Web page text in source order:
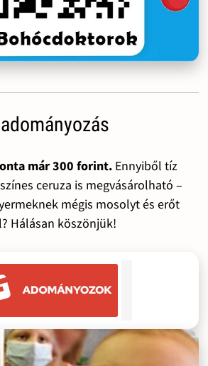
már 300 forint.Ennyiből tíz
ceruza is megvásárolható –
mégis mosolyt és erőt
Hálásan köszönjük!